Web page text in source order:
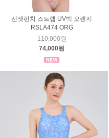
선셋펀치 스트랩 UV백 오렌지
RSLA474 ORG
110,000원
74,000원